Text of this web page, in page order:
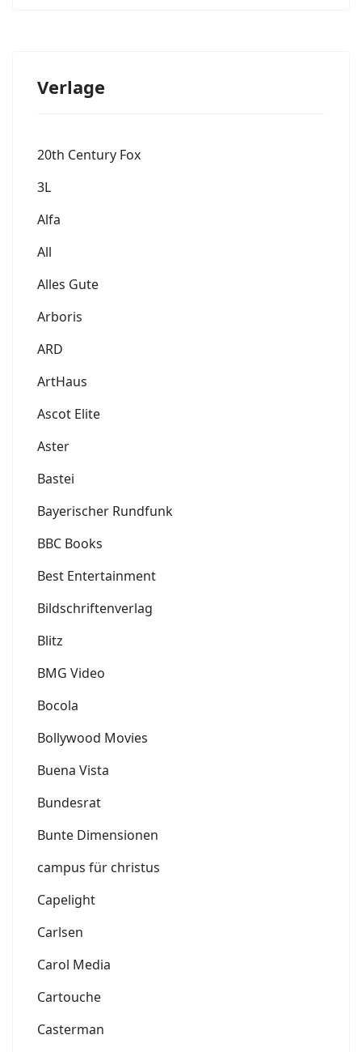
Verlage
20th Century Fox
3L
Alfa
All
Alles Gute
Arboris
ARD
ArtHaus
Ascot Elite
Aster
Bastei
Bayerischer Rundfunk
BBC Books
Best Entertainment
Bildschriftenverlag
Blitz
BMG Video
Bocola
Bollywood Movies
Buena Vista
Bundesrat
Bunte Dimensionen
campus für christus
Capelight
Carlsen
Carol Media
Cartouche
Casterman